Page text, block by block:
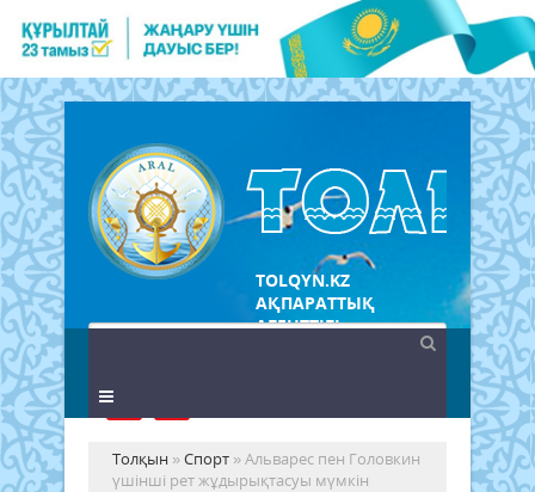
TOLQYN.KZ
АҚПАРАТТЫҚ
АГЕНТТІГІ
Толқын »Спорт » Альварес пен Головкин
үшінші рет жұдырықтасуы мүмкін